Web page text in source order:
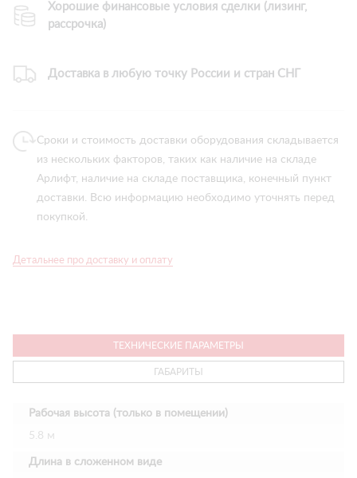
Хорошие финансовые условия сделки (лизинг,
рассрочка)
Доставка в любую точку России и стран СНГ
Сроки и стоимость доставки оборудования складывается
из нескольких факторов, таких как наличие на складе
Арлифт, наличие на складе поставщика, конечный пункт
доставки. Всю информацию необходимо уточнять перед
покупкой.
Детальнее про доставку и оплату
ТЕХНИЧЕСКИЕ ПАРАМЕТРЫ
ГАБАРИТЫ
Рабочая высота (только в помещении)
5.8 м
Длина в сложенном виде